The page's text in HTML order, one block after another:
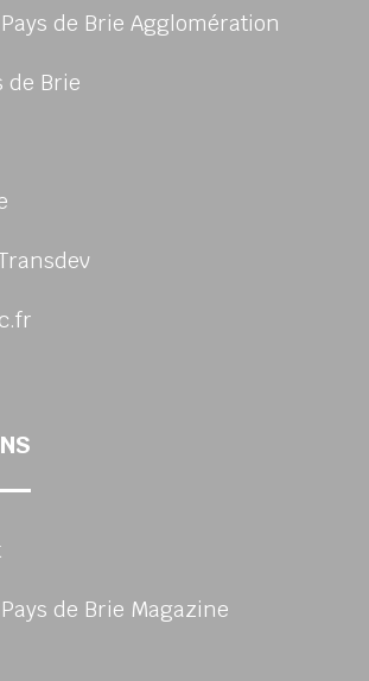
de Brie Agglomération
de Brie
de Brie Magazine